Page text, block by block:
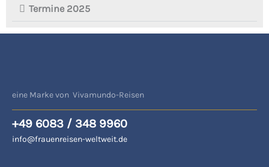
Termine 2025
eine Marke von Vivamundo-Reisen
+49 6083 / 348 9960
info@frauenreisen-weltweit.de